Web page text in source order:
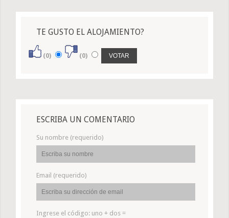
TE GUSTO EL ALOJAMIENTO?
(0) (0)
ESCRIBA UN COMENTARIO
Su nombre (requerido)
Email (requerido)
Ingrese el código: uno + dos =